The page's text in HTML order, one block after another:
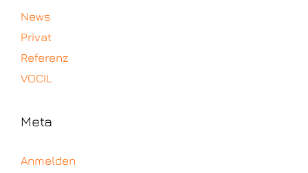
News
Privat
Referenz
VOCIL
Meta
Anmelden